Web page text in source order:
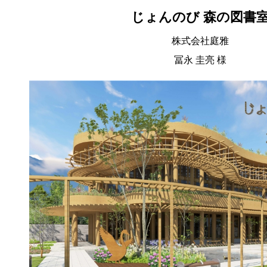
じょんのび 森の図書
株式会社庭雅
冨永 圭亮 様